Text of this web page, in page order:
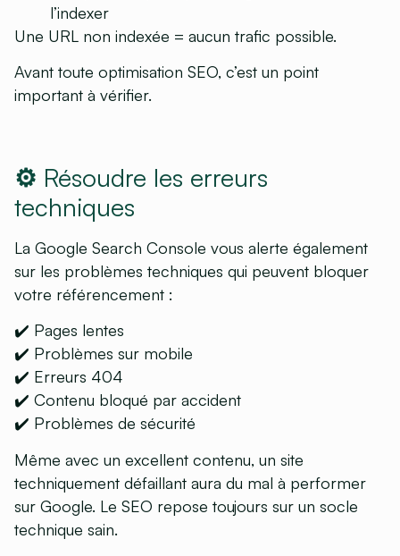
l’indexer
Une URL non indexée = aucun trafic possible.
Avant toute optimisation SEO, c’est un point
important à vérifier.
⚙️ Résoudre les erreurs
techniques
La Google Search Console vous alerte également
sur les problèmes techniques qui peuvent bloquer
votre référencement :
✔️ Pages lentes
✔️ Problèmes sur mobile
✔️ Erreurs 404
✔️ Contenu bloqué par accident
✔️ Problèmes de sécurité
Même avec un excellent contenu, un site
techniquement défaillant aura du mal à performer
sur Google. Le SEO repose toujours sur un socle
technique sain.